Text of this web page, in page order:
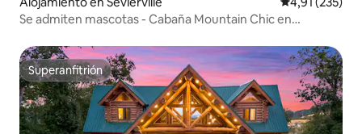
Se admiten mascotas - Cabaña Mountain Chic en
Superanfitrión
Superanfitrión